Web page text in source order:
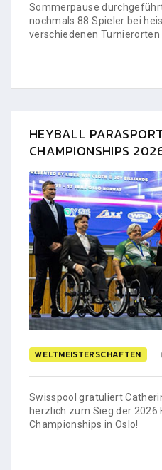
Sommerpause
nochmals 88 Spieler bei
verschiedenen Turnierorten
HEYBALL
CHAMPIONSHIPS
WELTMEISTERSCHAFTEN
Swisspool gratuliert
herzlich zum Sieg der 2026
Championships in Oslo!